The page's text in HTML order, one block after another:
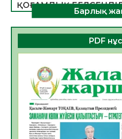
ҚОҒАМДЫҚ
ДАМУЫНЫҢ НЕГІЗІ
06.08.2026
ҚҰРЫЛТАЙ САЙЛАУЫ
БАСТАР ЖАУАПТЫ
06.08.2026
Инфекциялық
жұмыстарының
06.08.2026
Көкжөтел ауруы туралы
Барлық
PDF